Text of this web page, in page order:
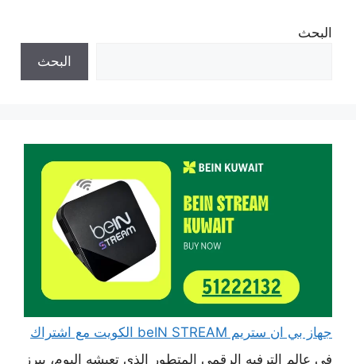
البحث
البحث
جهاز بي ان ستريم beIN STREAM الكويت مع اشتراك
في عالم الترفيه الرقمي المتطور الذي تعيشه اليوم، يبرز